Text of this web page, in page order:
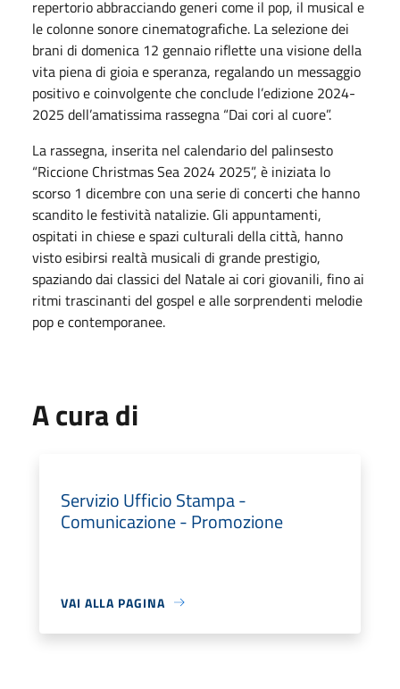
repertorio abbracciando generi come il pop, il musical e
le colonne sonore cinematografiche. La selezione dei
brani di domenica 12 gennaio riflette una visione della
vita piena di gioia e speranza, regalando un messaggio
positivo e coinvolgente che conclude l’edizione 2024-
2025 dell’amatissima rassegna “Dai cori al cuore”.
La rassegna, inserita nel calendario del palinsesto
“Riccione Christmas Sea 2024 2025”, è iniziata lo
scorso 1 dicembre con una serie di concerti che hanno
scandito le festività natalizie. Gli appuntamenti,
ospitati in chiese e spazi culturali della città, hanno
visto esibirsi realtà musicali di grande prestigio,
spaziando dai classici del Natale ai cori giovanili, fino ai
ritmi trascinanti del gospel e alle sorprendenti melodie
pop e contemporanee.
A cura di
Servizio Ufficio Stampa -
Comunicazione - Promozione
VAI ALLA PAGINA